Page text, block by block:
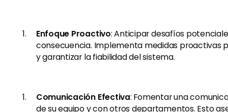
Enfoque Proactivo: Anticipar desafíos
consecuencia. Implementa medidas proactivas
y garantizar la fiabilidad del sistema.
Comunicación Efectiva: Fomentar una
de su equipo y con otros departamentos. Esto